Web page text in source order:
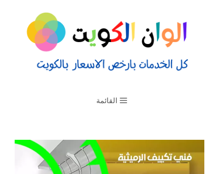
القائمة